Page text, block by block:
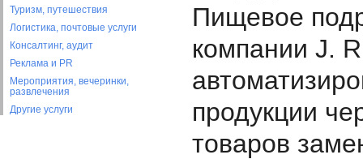
Туризм, путешествия
Логистика, почтовые услуги
Консалтинг, аудит
Реклама и PR
Мероприятия, вечеринки,
развлечения
Другие услуги
Пищевое
компании J.
продукции
товаров